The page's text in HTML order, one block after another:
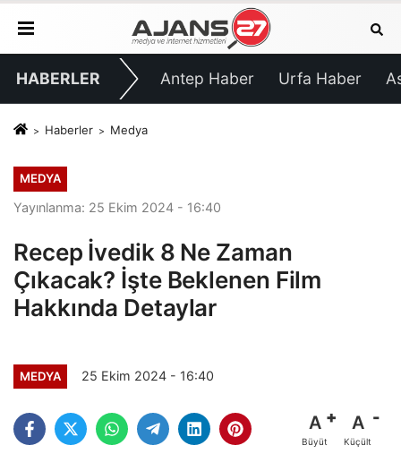
HABERLER Antep Haber Urfa Haber
Haberler Medya
MEDYA
Yayınlanma: 25 Ekim 2024 - 16:40
Recep İvedik 8 Ne Zaman
Çıkacak? İşte Beklenen Film
Hakkında Detaylar
MEDYA 25 Ekim 2024 - 16:40
A
Büyüt
A
Küçült